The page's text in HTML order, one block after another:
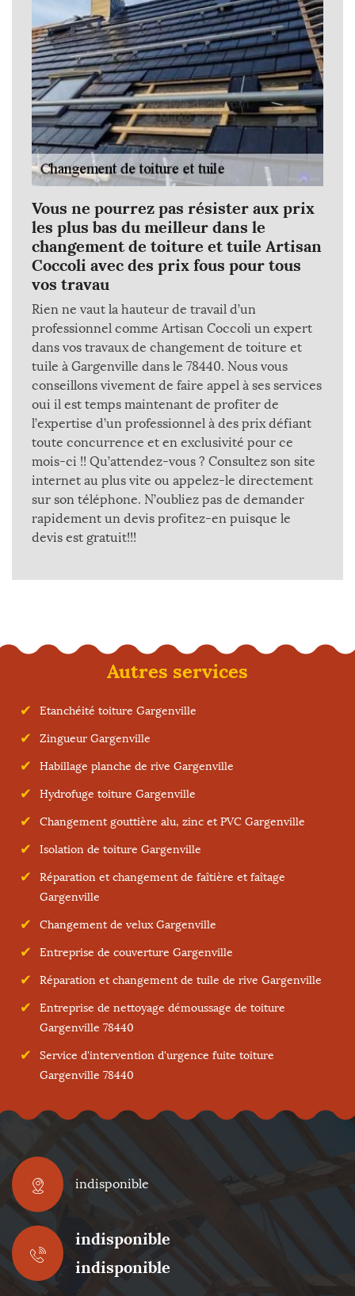
Vous ne pourrez pas résister aux prix
les plus bas du meilleur dans le
changement de toiture et tuile Artisan
Coccoli avec des prix fous pour tous
vos travau
Rien ne vaut la hauteur de travail d’un
professionnel comme Artisan Coccoli un expert
dans vos travaux de changement de toiture et
tuile à Gargenville dans le 78440. Nous vous
conseillons vivement de faire appel à ses services
oui il est temps maintenant de profiter de
l’expertise d’un professionnel à des prix défiant
toute concurrence et en exclusivité pour ce
mois-ci !! Qu’attendez-vous ? Consultez son site
internet au plus vite ou appelez-le directement
sur son téléphone. N’oubliez pas de demander
rapidement un devis profitez-en puisque le
devis est gratuit!!!
Autres services
Etanchéité toiture Gargenville
Zingueur Gargenville
Habillage planche de rive Gargenville
Hydrofuge toiture Gargenville
Changement gouttière alu, zinc et PVC Gargenville
Isolation de toiture Gargenville
Réparation et changement de faîtière et faîtage
Gargenville
Changement de velux Gargenville
Entreprise de couverture Gargenville
Réparation et changement de tuile de rive Gargenville
Entreprise de nettoyage démoussage de toiture
Gargenville 78440
Service d'intervention d'urgence fuite toiture
Gargenville 78440
indisponible
indisponible
indisponible